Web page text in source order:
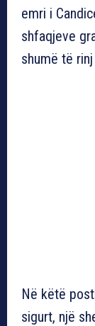
emri i
shfaqjeve
shumë të
Në këtë
sigurt, një